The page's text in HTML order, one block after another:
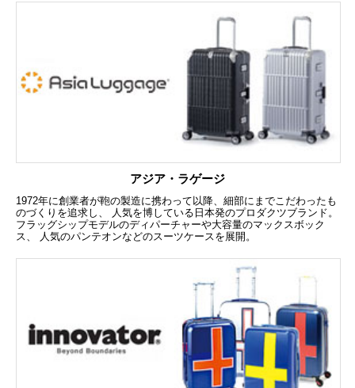
アジア・ラゲージ
1972年に創業者が鞄の製造に携わって以降、細部にまでこだわったも
のづくりを追求し、 人気を博している日本発のプロダクツブランド。
フラッグシップモデルのディパーチャーや大容量のマックスボック
ス、 人気のパンテオンなどのスーツケースを展開。